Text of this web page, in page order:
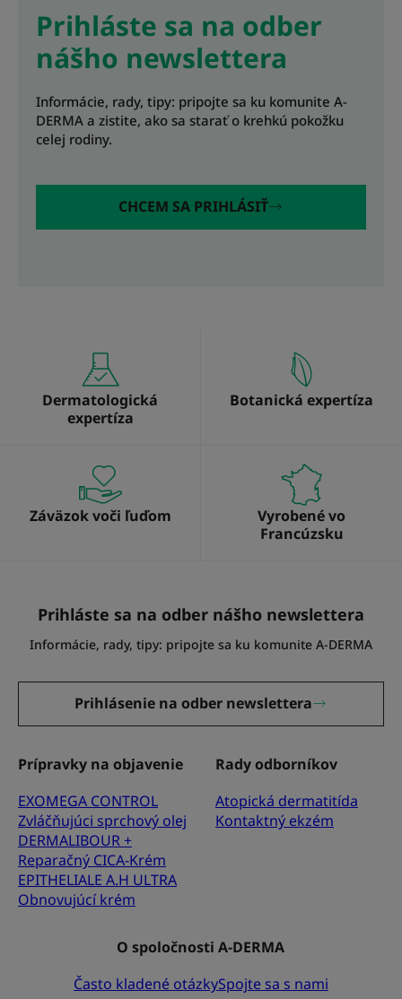
Prihláste sa na odber
nášho newslettera
Informácie, rady, tipy: pripojte sa ku komunite A-
DERMA a zistite, ako sa starať o krehkú pokožku
celej rodiny.
CHCEM SA PRIHLÁSIŤ
Dermatologická
expertíza
Botanická expertíza
Záväzok voči ľuďom
Vyrobené vo
Francúzsku
Prihláste sa na odber nášho newslettera
Informácie, rady, tipy: pripojte sa ku komunite A-DERMA
Prihlásenie na odber newslettera
Prípravky na objavenie
EXOMEGA CONTROL
Zvláčňujúci sprchový olej
DERMALIBOUR +
Reparačný CICA-Krém
EPITHELIALE A.H ULTRA
Obnovujúcí krém
Rady odborníkov
Atopická dermatitída
Kontaktný ekzém
O spoločnosti A-DERMA
Často kladené otázkySpojte sa s nami